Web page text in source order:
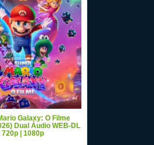
Galaxy: O Filme
Dual Áudio WEB-DL
720p | 1080p